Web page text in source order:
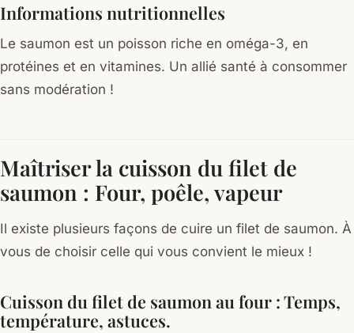
Informations nutritionnelles
Le saumon est un poisson riche en oméga-3, en
protéines et en vitamines. Un allié santé à consommer
sans modération !
Maîtriser la cuisson du filet de
saumon : Four, poêle, vapeur
Il existe plusieurs façons de cuire un filet de saumon. À
vous de choisir celle qui vous convient le mieux !
Cuisson du filet de saumon au four : Temps,
température, astuces.